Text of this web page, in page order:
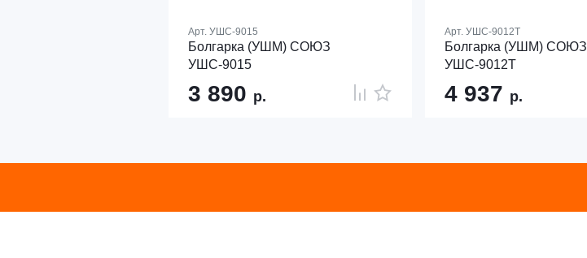
Арт. УШС-9015
Болгарка (УШМ) СОЮЗ
УШС-9015
3 890 р.
Арт.УШС-9012Т
Болгарка (УШМ) СОЮЗ
УШС-9012Т
4 937 р.